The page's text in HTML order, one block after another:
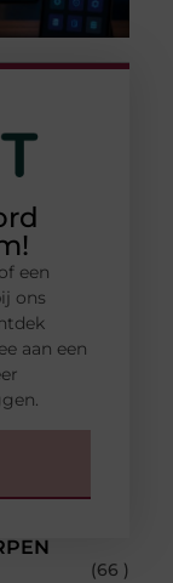
(66 )
een
ons
aan een